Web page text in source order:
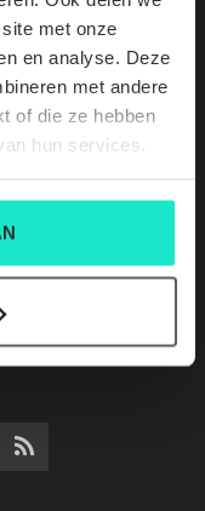
met onze
en analyse. Deze
met andere
of die ze hebben
hun services.